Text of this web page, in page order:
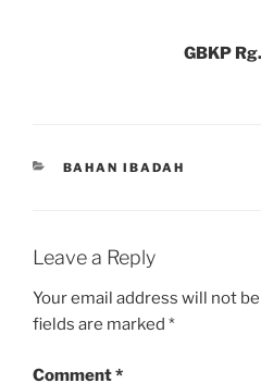
GBKP
CATEGORIES
BAHAN IBADAH
Leave a Reply
Your email address will not
fields are marked *
Comment*